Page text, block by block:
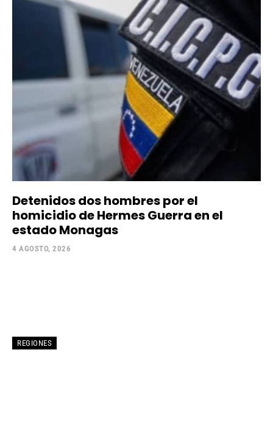
Detenidos dos hombres por el
homicidio de Hermes Guerra en el
estado Monagas
4 AGOSTO, 2026
REGIONES